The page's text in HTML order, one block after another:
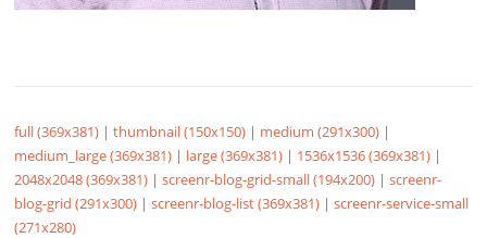
full (369x381) |thumbnail (150x150) | medium (291x300) |
medium_large (369x381) | large (369x381) | 1536x1536 (369x381) |
2048x2048 (369x381) |screenr-blog-grid-small (194x200) |screenr-
blog-grid (291x300) |screenr-blog-list (369x381) |screenr-service-small
(271x280)